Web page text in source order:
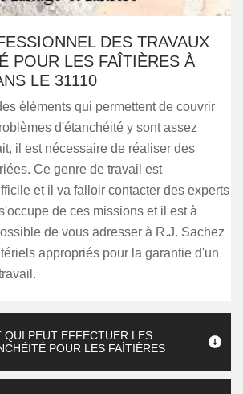
DES TRAVAUX
POUR LES FAÎTIÈRES À
LE 31110
éléments qui permettent de couvrir
d'étanchéité y sont assez
il est nécessaire de réaliser des
Ce genre de travail est
et il va falloir contacter des experts
de ces missions et il est à
de vous adresser à R.J. Sachez
appropriés pour la garantie d'un
QUI PEUT EFFECTUER LES
POUR LES FAÎTIÈRES